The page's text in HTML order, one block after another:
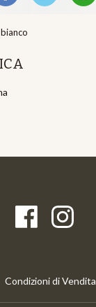
Condizioni di Vendita